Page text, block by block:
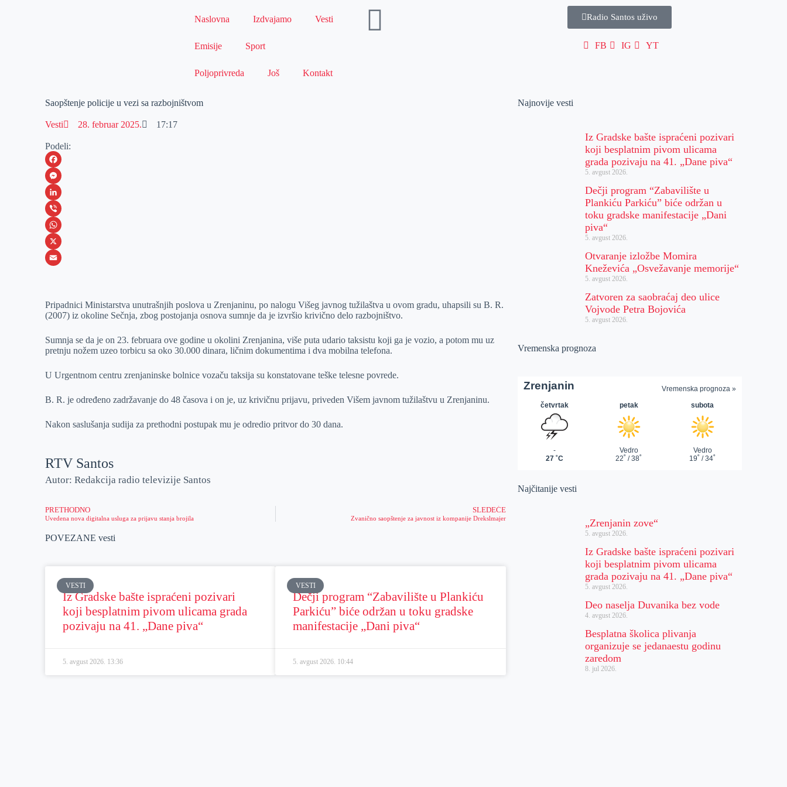
Naslovna Izdvajamo Vesti
Emisije Sport
Poljoprivreda Još Kontakt
Radio Santos uživo
FB IG YT
Saopštenje policije u vezi sa razbojništvom
Vesti 28. februar 2025. 17:17
Podeli:
F
a
c
e
b
o
M
e
s
s
e
e
r
L
i
n
k
I
n
V
i
b
W
h
s
A
p
p
X
a
i
l
Pripadnici Ministarstva unutrašnjih poslova u Zrenjaninu, po nalogu Višeg javnog tužilaštva u ovom gradu, uhapsili su B. R.
(2007) iz okoline Sečnja, zbog postojanja osnova sumnje da je izvršio krivično delo razbojništvo.
Sumnja se da je on 23. februara ove godine u okolini Zrenjanina, više puta udario taksistu koji ga je vozio, a potom mu uz
pretnju nožem uzeo torbicu sa oko 30.000 dinara, ličnim dokumentima i dva mobilna telefona.
U Urgentnom centru zrenjaninske bolnice vozaču taksija su konstatovane teške telesne povrede.
B. R. je određeno zadržavanje do 48 časova i on je, uz krivičnu prijavu, priveden Višem javnom tužilaštvu u Zrenjaninu.
Nakon saslušanja sudija za prethodni postupak mu je odredio pritvor do 30 dana.
RTV Santos
Autor: Redakcija radio televizije Santos
PRETHODNO
Uvedena nova digitalna usluga za prijavu stanja brojila
SLEDEĆE
Zvanično saopštenje za javnost iz kompanije Drekslmajer
POVEZANE vesti
VESTI
Iz Gradske bašte ispraćeni pozivari
koji besplatnim pivom ulicama grada
pozivaju na 41. „Dane piva“
5. avgust 2026. 13:36
VESTI
Dečji program “Zabavilište u Plankiću
Parkiću” biće održan u toku gradske
manifestacije „Dani piva“
5. avgust 2026. 10:44
Najnovije vesti
Iz Gradske bašte ispraćeni pozivari
koji besplatnim pivom ulicama
grada pozivaju na 41. „Dane piva“
5. avgust 2026.
Dečji program “Zabavilište u
Plankiću Parkiću” biće održan u
toku gradske manifestacije „Dani
piva“
5. avgust 2026.
Otvaranje izložbe Momira
Kneževića „Osvežavanje memorije“
5. avgust 2026.
Zatvoren za saobraćaj deo ulice
Vojvode Petra Bojovića
5. avgust 2026.
Vremenska prognoza
Najčitanije vesti
„Zrenjanin zove“
5. avgust 2026.
Iz Gradske bašte ispraćeni pozivari
koji besplatnim pivom ulicama
grada pozivaju na 41. „Dane piva“
5. avgust 2026.
Deo naselja Duvanika bez vode
4. avgust 2026.
Besplatna školica plivanja
organizuje se jedanaestu godinu
zaredom
8. jul 2026.